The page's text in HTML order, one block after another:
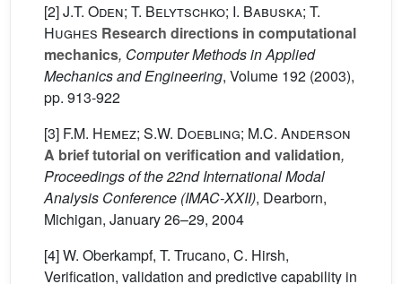
[2]J.T. Oden; T. Belytschko; I. Babuska; T.
Hughes Research directions in computational
mechanics, Computer Methods in Applied
Mechanics and Engineering, Volume 192 (2003),
pp. 913-922
[3] F.M. Hemez; S.W. Doebling; M.C. Anderson
A brief tutorial on verification and validation,
Proceedings of the 22nd International Modal
Analysis Conference (IMAC-XXII), Dearborn,
Michigan, January 26–29, 2004
[4] W. Oberkampf, T. Trucano, C. Hirsh,
Verification, validation and predictive capability in